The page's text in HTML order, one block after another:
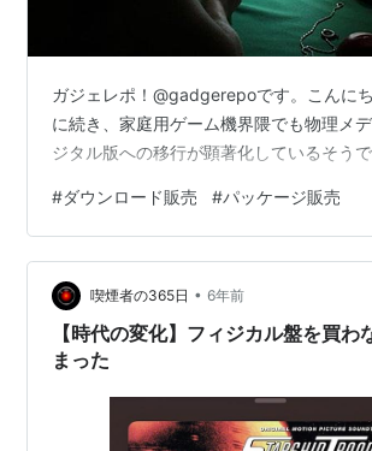
ガジェレポ！@gadgerepoです。こんに
に続き、家庭用ゲーム機界隈でも物理メ
ジタル版への移行が顕著化しているそうで
#ダウンロード販売 #パッケージ販売
喫煙者の365日 • 6年前
【時代の変化】フィジカル盤を買わ
まった